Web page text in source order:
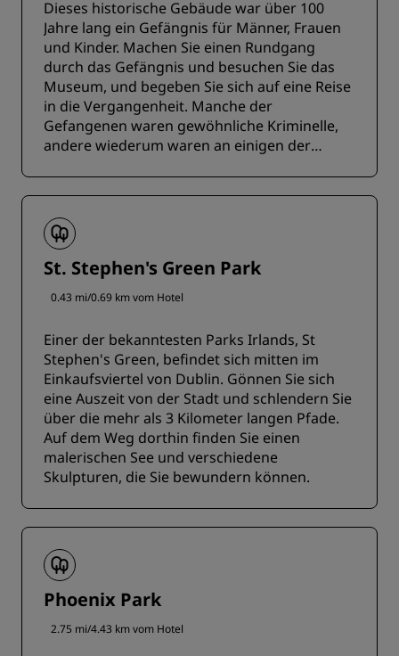
Dieses historische Gebäude war über 100
Jahre lang ein Gefängnis für Männer, Frauen
und Kinder. Machen Sie einen Rundgang
durch das Gefängnis und besuchen Sie das
Museum, und begeben Sie sich auf eine Reise
in die Vergangenheit. Manche der
Gefangenen waren gewöhnliche Kriminelle,
andere wiederum waren an einigen der
St. Stephen's Green Park
0.43 mi/0.69 km vom Hotel
Einer der bekanntesten Parks Irlands, St
Stephen's Green, befindet sich mitten im
Einkaufsviertel von Dublin. Gönnen Sie sich
eine Auszeit von der Stadt und schlendern Sie
über die mehr als 3 Kilometer langen Pfade.
Auf dem Weg dorthin finden Sie einen
malerischen See und verschiedene
Skulpturen, die Sie bewundern können.
Phoenix Park
2.75 mi/4.43 km vom Hotel